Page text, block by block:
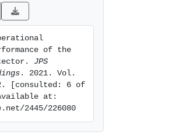
of the
JPS
. 2021. Vol.
[consulted: 6 of
at:
2445/226080